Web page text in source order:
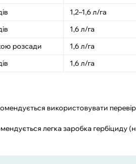
1,2–1,6 л/га
1,6 л/га
розсади
1,6 л/га
1,6 л/га
використовувати
легка заробка гербіциду